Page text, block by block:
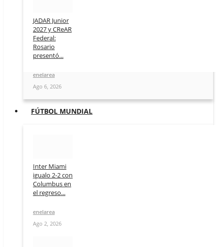
JADAR Junior
2027 y CReAR
Federal:
Rosario
presentó...
enelarea
Ago 6, 2026
FÚTBOL MUNDIAL
Inter Miami
igualo 2-2 con
Columbus en
el regreso...
enelarea
Ago 2, 2026